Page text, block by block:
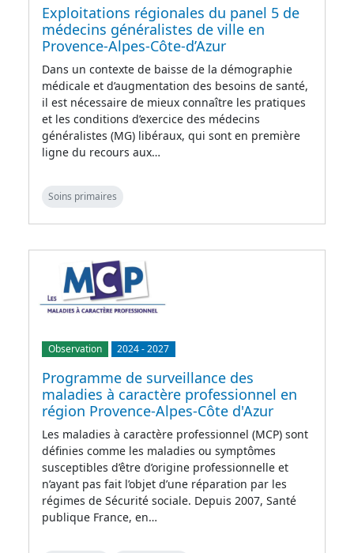
Exploitations régionales du panel 5 de
médecins généralistes de ville en
Provence-Alpes-Côte-d’Azur
Dans un contexte de baisse de la démographie
médicale et d’augmentation des besoins de santé,
il est nécessaire de mieux connaître les pratiques
et les conditions d’exercice des médecins
généralistes (MG) libéraux, qui sont en première
ligne du recours aux…
Soins primaires
Observation 2024-2027
Programme de surveillance des
maladies à caractère professionnel en
région Provence-Alpes-Côte d'Azur
Les maladies à caractère professionnel (MCP) sont
définies comme les maladies ou symptômes
susceptibles d’être d’origine professionnelle et
n’ayant pas fait l’objet d’une réparation par les
régimes de Sécurité sociale. Depuis 2007, Santé
publique France, en…